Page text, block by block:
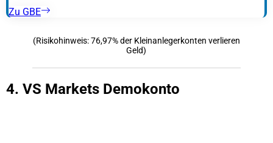
Zu GBE
(Risikohinweis: 76,97% der Kleinanlegerkonten verlieren
Geld)
4. VS Markets Demokonto